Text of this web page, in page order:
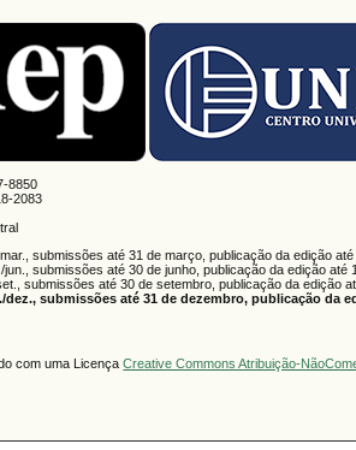
8850
2083
submissões até 31 de março, publicação da edição até
submissões até 30 de junho, publicação da edição até
submissões até 30 de setembro, publicação da edição
submissões até 31 de dezembro, publicação da
com uma LicençaCreative Commons Atribuição-